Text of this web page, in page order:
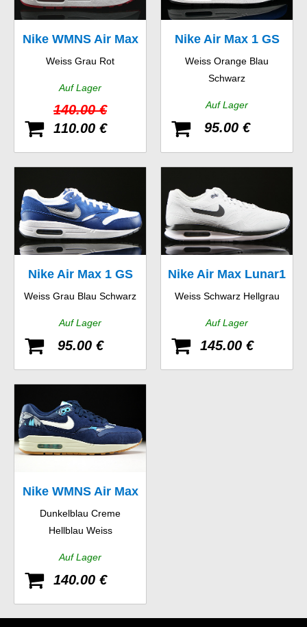
Nike WMNS Air Max
1 Essential
Weiss Grau Rot
Auf Lager
140.00 €
110.00 €
Nike Air Max 1 GS
Weiss Orange Blau
Schwarz
Auf Lager
95.00 €
Nike Air Max 1 GS
Weiss Grau Blau Schwarz
Auf Lager
95.00 €
Nike Air Max Lunar1
WR
Weiss Schwarz Hellgrau
Auf Lager
145.00 €
Nike WMNS Air Max
1 Print
Dunkelblau Creme
Hellblau Weiss
Auf Lager
140.00 €